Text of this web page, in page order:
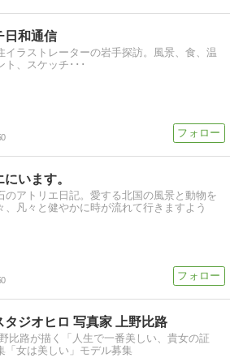
日和通信
イラストレーターの岩手探訪。風景、食、温
ト、スケッチ･･･
います。
のアトリエ日記。愛する北国の風景と動物を
、凡々と健やかに時が流れて行きますよう
タジオヒロ 写真家 上野比路
比路が描く「人生で一番美しい、貴女の証
「女は美しい」モデル募集